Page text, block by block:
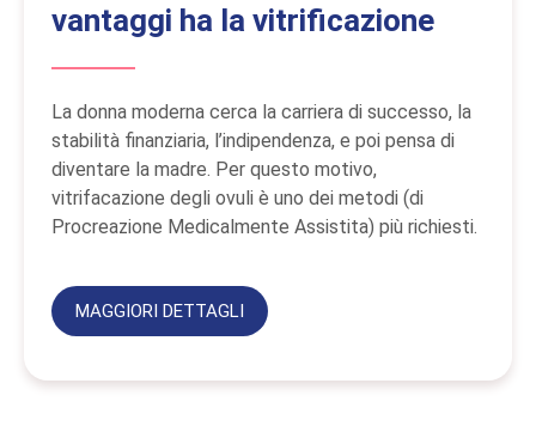
vantaggi ha la vitrificazione
La donna moderna cerca la carriera di successo, la
stabilità finanziaria, l’indipendenza, e poi pensa di
diventare la madre. Per questo motivo,
vitrifacazione degli ovuli è uno dei metodi (di
Procreazione Medicalmente Assistita) più richiesti.
MAGGIORI DETTAGLI